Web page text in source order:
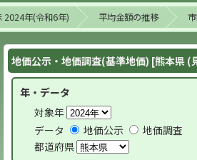
2024年(令和6年) 平均金額の推移
地価公示・地価調査(基準地価) [熊本県 (
年・データ
対象年
データ
地価公示
地価調査
都道府県